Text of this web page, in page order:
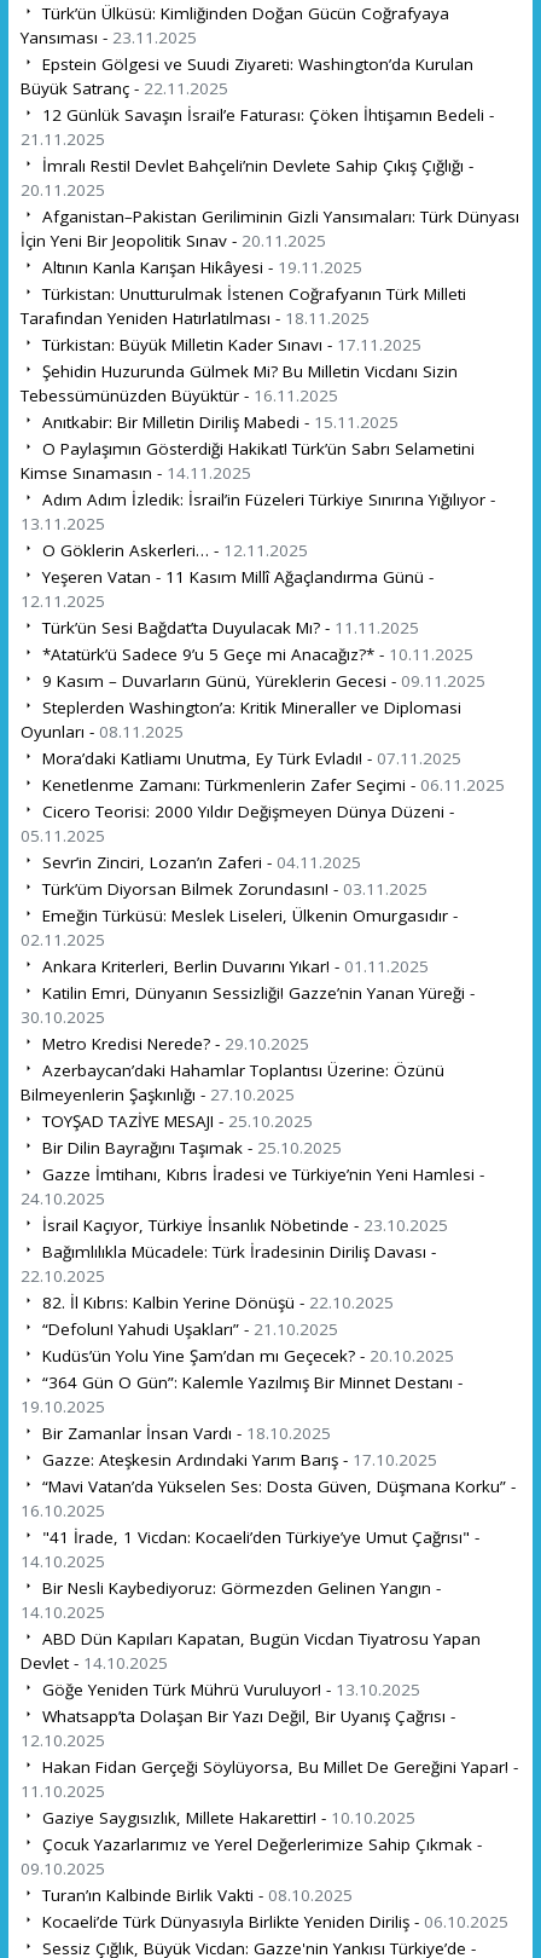
Türk’ün Ülküsü: Kimliğinden Doğan Gücün Coğrafyaya
Yansıması - 23.11.2025
Epstein Gölgesi ve Suudi Ziyareti: Washington’da Kurulan
Büyük Satranç - 22.11.2025
12 Günlük Savaşın İsrail’e Faturası: Çöken İhtişamın Bedeli -
21.11.2025
İmralı Resti! Devlet Bahçeli’nin Devlete Sahip Çıkış Çığlığı -
20.11.2025
Afganistan–Pakistan Geriliminin Gizli Yansımaları: Türk Dünyası
İçin Yeni Bir Jeopolitik Sınav - 20.11.2025
Altının Kanla Karışan Hikâyesi - 19.11.2025
Türkistan: Unutturulmak İstenen Coğrafyanın Türk Milleti
Tarafından Yeniden Hatırlatılması - 18.11.2025
Türkistan: Büyük Milletin Kader Sınavı - 17.11.2025
Şehidin Huzurunda Gülmek Mi? Bu Milletin Vicdanı Sizin
Tebessümünüzden Büyüktür - 16.11.2025
Anıtkabir: Bir Milletin Diriliş Mabedi - 15.11.2025
O Paylaşımın Gösterdiği Hakikat! Türk’ün Sabrı Selametini
Kimse Sınamasın - 14.11.2025
Adım Adım İzledik: İsrail’in Füzeleri Türkiye Sınırına Yığılıyor -
13.11.2025
O Göklerin Askerleri… - 12.11.2025
Yeşeren Vatan - 11 Kasım Millî Ağaçlandırma Günü -
12.11.2025
Türk’ün Sesi Bağdat’ta Duyulacak Mı? - 11.11.2025
*Atatürk’ü Sadece 9’u 5 Geçe mi Anacağız?* - 10.11.2025
9 Kasım – Duvarların Günü, Yüreklerin Gecesi - 09.11.2025
Steplerden Washington’a: Kritik Mineraller ve Diplomasi
Oyunları - 08.11.2025
Mora’daki Katliamı Unutma, Ey Türk Evladı! - 07.11.2025
Kenetlenme Zamanı: Türkmenlerin Zafer Seçimi - 06.11.2025
Cicero Teorisi: 2000 Yıldır Değişmeyen Dünya Düzeni -
05.11.2025
Sevr’in Zinciri, Lozan’ın Zaferi - 04.11.2025
Türk’üm Diyorsan Bilmek Zorundasın! - 03.11.2025
Emeğin Türküsü: Meslek Liseleri, Ülkenin Omurgasıdır -
02.11.2025
Ankara Kriterleri, Berlin Duvarını Yıkar! - 01.11.2025
Katilin Emri, Dünyanın Sessizliği! Gazze’nin Yanan Yüreği -
30.10.2025
Metro Kredisi Nerede? - 29.10.2025
Azerbaycan’daki Hahamlar Toplantısı Üzerine: Özünü
Bilmeyenlerin Şaşkınlığı - 27.10.2025
TOYŞAD TAZİYE MESAJI - 25.10.2025
Bir Dilin Bayrağını Taşımak - 25.10.2025
Gazze İmtihanı, Kıbrıs İradesi ve Türkiye’nin Yeni Hamlesi -
24.10.2025
İsrail Kaçıyor, Türkiye İnsanlık Nöbetinde - 23.10.2025
Bağımlılıkla Mücadele: Türk İradesinin Diriliş Davası -
22.10.2025
82. İl Kıbrıs: Kalbin Yerine Dönüşü - 22.10.2025
“Defolun! Yahudi Uşakları” - 21.10.2025
Kudüs’ün Yolu Yine Şam’dan mı Geçecek? - 20.10.2025
“364 Gün O Gün”: Kalemle Yazılmış Bir Minnet Destanı -
19.10.2025
Bir Zamanlar İnsan Vardı - 18.10.2025
Gazze: Ateşkesin Ardındaki Yarım Barış - 17.10.2025
“Mavi Vatan’da Yükselen Ses: Dosta Güven, Düşmana Korku” -
16.10.2025
"41 İrade, 1 Vicdan: Kocaeli’den Türkiye’ye Umut Çağrısı" -
14.10.2025
Bir Nesli Kaybediyoruz: Görmezden Gelinen Yangın -
14.10.2025
ABD Dün Kapıları Kapatan, Bugün Vicdan Tiyatrosu Yapan
Devlet - 14.10.2025
Göğe Yeniden Türk Mührü Vuruluyor! - 13.10.2025
Whatsapp’ta Dolaşan Bir Yazı Değil, Bir Uyanış Çağrısı -
12.10.2025
Hakan Fidan Gerçeği Söylüyorsa, Bu Millet De Gereğini Yapar! -
11.10.2025
Gaziye Saygısızlık, Millete Hakarettir! - 10.10.2025
Çocuk Yazarlarımız ve Yerel Değerlerimize Sahip Çıkmak -
09.10.2025
Turan’ın Kalbinde Birlik Vakti - 08.10.2025
Kocaeli’de Türk Dünyasıyla Birlikte Yeniden Diriliş - 06.10.2025
Sessiz Çığlık, Büyük Vicdan: Gazze'nin Yankısı Türkiye’de -